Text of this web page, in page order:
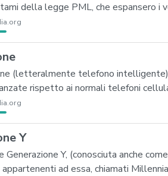
della legge PML, che espansero i
(letteralmente telefono intelligente)
rispetto ai normali telefoni
Y
Generazione Y, (conosciuta anche
ad essa, chiamati